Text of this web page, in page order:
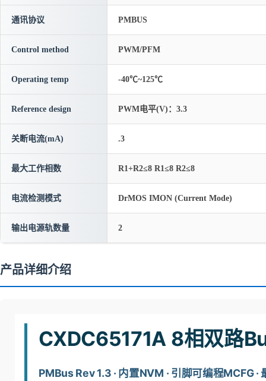
通讯协议 PMBUS
Control method PWM/PFM
Operating temp -40℃~125℃
Reference design PWM电平(V)：3.3
关断电流(mA) .3
最大工作相数 R1+R2≤8 R1≤8 R2≤8
电流检测模式 DrMOS IMON (Current Mode)
输出电源轨数量 2
产品详细介绍
CXDC65171A 8相双路
PMBus Rev 1.3 · 内置NVM · 引脚可编程MCFG ·